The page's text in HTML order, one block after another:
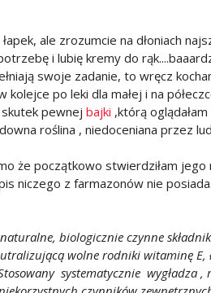
ale zrozumcie na dłoniach
i lubię kremy do
swoje zadanie, to wręcz
kolejce po leki dla małej i na
pewnej bajki ,którą
roślina , niedoceniana przez
że początkowo stwierdziłam jego
niczego z farmazonów nie posiada.
biologicznie czynne
wolne rodniki witaminę E,
systematycznie wygładza ,